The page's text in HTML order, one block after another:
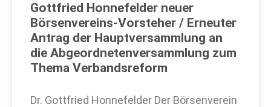
Gottfried Honnefelder neuer
Börsenvereins-Vorsteher / Erneuter
Antrag der Hauptversammlung an
die Abgeordnetenversammlung zum
Thema Verbandsreform
Dr. Gottfried Honnefelder Der Börsenverein